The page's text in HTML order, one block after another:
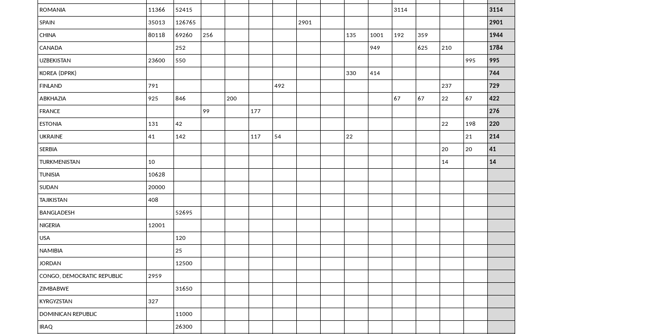
ROMANIA
11366 52415 3114
3114
SPAIN
35013 126765 2901
2901
CHINA
80118 69260 256 135 1001 192 359
1944
CANADA
252 949 625 210
1784
UZBEKISTAN
23600 550 995
995
KOREA (DPRK)
330 414
744
FINLAND
791 492 237
729
ABKHAZIA
925 846 200 67 67 22 67
422
FRANCE
99 177
276
ESTONIA
131 42 22 198
220
UKRAINE
41 142 117 54 22 21
214
SERBIA
20 20
41
TURKMENISTAN
10 14
14
TUNISIA
10628
SUDAN
20000
TAJIKISTAN
408
BANGLADESH
52695
NIGERIA
12001
USA
120
NAMIBIA
25
JORDAN
12500
CONGO, DEMOCRATIC REPUBLIC
2959
ZIMBABWE
31650
KYRGYZSTAN
327
DOMINICAN REPUBLIC
11000
IRAQ
26300